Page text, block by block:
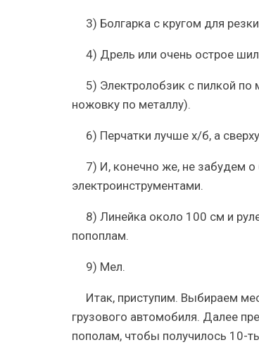
3) Болгарка с кругом для
4) Дрель или очень острое
5) Электролобзик с пилкой
ножовку по металлу).
6) Перчатки лучше х/б, а
7) И, конечно же, не забудем
электроинструментами.
8) Линейка около 100 см и
попоплам.
9) Мел.
Итак, приступим. Выбираем
грузового автомобиля. Далее
пополам, чтобы получилось 10-